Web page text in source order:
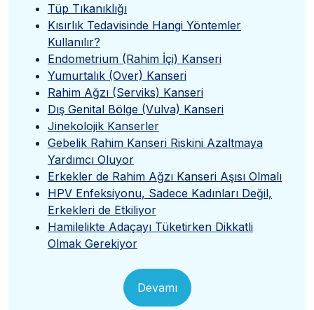
Tüp Tıkanıklığı
Kısırlık Tedavisinde Hangi Yöntemler
Kullanılır?
Endometrium (Rahim İçi) Kanseri
Yumurtalık (Over) Kanseri
Rahim Ağzı (Serviks) Kanseri
Dış Genital Bölge (Vulva) Kanseri
Jinekolojik Kanserler
Gebelik Rahim Kanseri Riskini Azaltmaya
Yardımcı Oluyor
Erkekler de Rahim Ağzı Kanseri Aşısı Olmalı
HPV Enfeksiyonu, Sadece Kadınları Değil,
Erkekleri de Etkiliyor
Hamilelikte Adaçayı Tüketirken Dikkatli
Olmak Gerekiyor
Devamı